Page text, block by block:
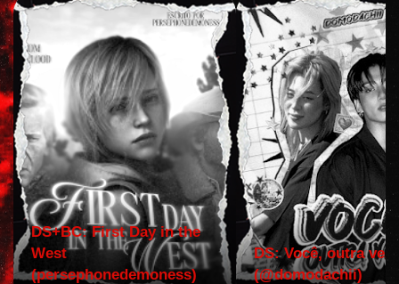
DS+BC: First Day in the
West
(persephonedemoness)
DS: Você, outra vez!
(@domodachii)